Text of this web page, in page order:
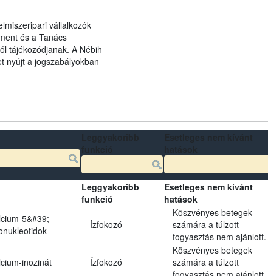
vállalkozók
és a Tanács
tájékozódjanak. A Nébih
nyújt a jogszabályokban
Leggyakoribb
funkció
Esetleges nem kívánt
hatások
5&#39;-
Ízfokozó
Köszvényes betegek
számára a túlzott
fogyasztás nem ajánlott.
inozinát Ízfokozó
Köszvényes betegek
számára a túlzott